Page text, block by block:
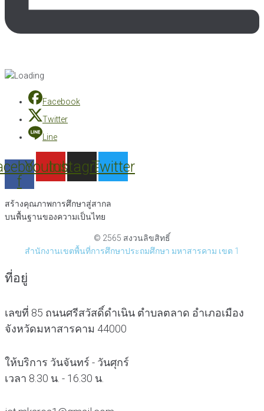
Facebook
Twitter
Line
f
Youtube
Instagram
Twitter
สร้างคุณภาพการศึกษาสู่สากล
บนพื้นฐานของความเป็นไทย
© 2565 สงวนลิขสิทธิ์
สำนักงานเขตพื้นที่การศึกษาประถมศึกษา มหาสารคาม เขต 1
ที่อยู่
เลขที่ 85 ถนนศรีสวัสดิ์ดำเนิน ตำบลตลาด อำเภอเมือง
จังหวัดมหาสารคาม 44000
ให้บริการ วันจันทร์ - วันศุกร์
เวลา 8.30 น. - 16.30 น.